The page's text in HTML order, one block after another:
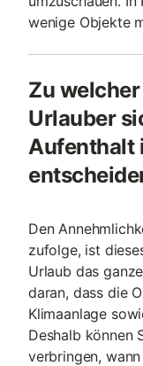
wenige Objekte
Zu
Urlauber
Aufenthalt
Den
zufolge, ist
Urlaub das
daran, dass die
Klimaanlage
Deshalb können
verbringen,